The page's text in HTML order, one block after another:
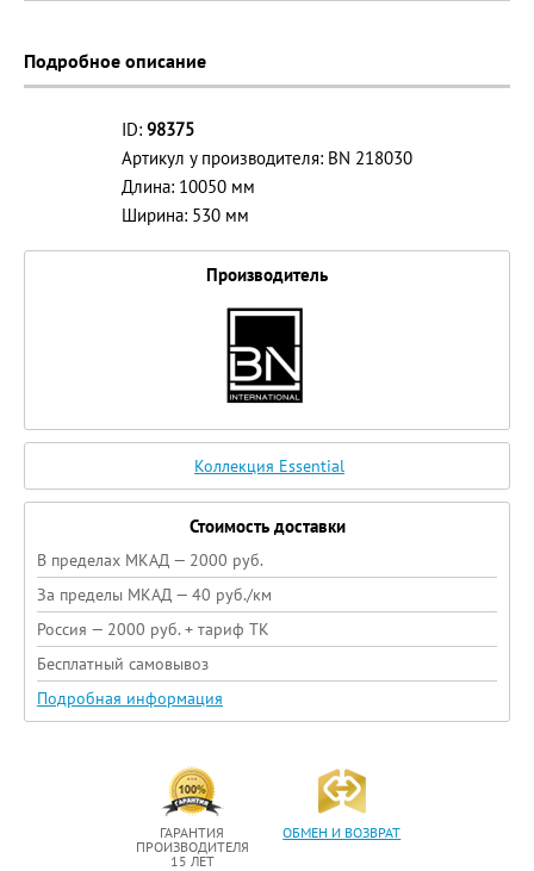
Подробное описание
ID: 98375
Артикул у производителя: BN 218030
Длина: 10050 мм
Ширина: 530 мм
Производитель
Коллекция Essential
Стоимость доставки
В пределах МКАД — 2000 руб.
За пределы МКАД — 40 руб./км
Россия — 2000 руб. + тариф ТК
Бесплатный самовывоз
Подробная информация
ГАРАНТИЯ
ПРОИЗВОДИТЕЛЯ
15 ЛЕТ
ОБМЕН И ВОЗВРАТ